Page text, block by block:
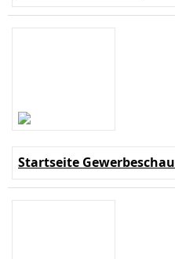
Startseite Gewerbeschau